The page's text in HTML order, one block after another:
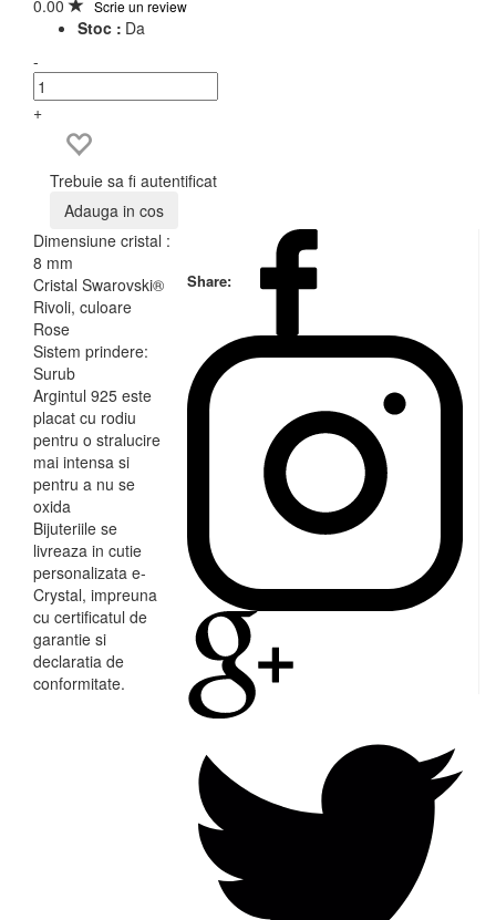
0.00 Scrie un review
Stoc : Da
-
+
Trebuie sa fi autentificat
Adauga in cos
Share:
Dimensiune cristal :
8 mm
Cristal Swarovski®
Rivoli, culoare
Rose
Sistem prindere:
Surub
Argintul 925 este
placat cu rodiu
pentru o stralucire
mai intensa si
pentru a nu se
oxida
Bijuteriile se
livreaza in cutie
personalizata e-
Crystal, impreuna
cu certificatul de
garantie si
declaratia de
conformitate.